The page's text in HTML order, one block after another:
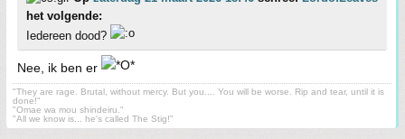
het volgende:
Iedereen dood?
Nee, ik ben er
"They are rage. Brutal, without mercy. But you.... You will be worse. Rip and tear, until it is
done!"
"Omae wa mou shindeiru."
"All we know is... he's called The Stig!"